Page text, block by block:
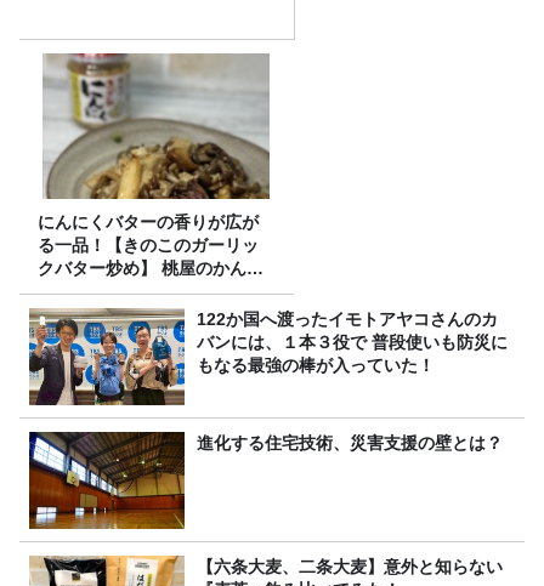
にんにくバターの香りが広が
る一品！【きのこのガーリッ
クバター炒め】 桃屋のかんた
んレシピ
122か国へ渡ったイモトアヤコさんのカ
バンには、１本３役で 普段使いも防災に
もなる最強の棒が入っていた！
進化する住宅技術、災害支援の壁とは？
【六条大麦、二条大麦】意外と知らない